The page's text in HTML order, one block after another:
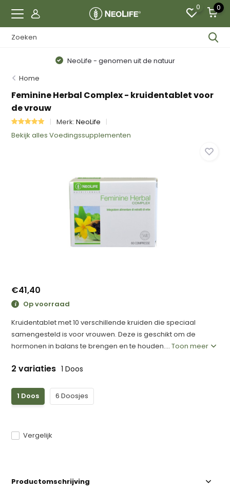
0 0
NeoLife - genomen uit de natuur
Home
Feminine Herbal Complex - kruidentablet voor
de vrouw
Merk:NeoLife
Bekijk alles Voedingssupplementen
€41,40
Op voorraad
Kruidentablet met 10 verschillende kruiden die speciaal
samengesteld is voor vrouwen. Deze is geschikt om de
hormonen in balans te brengen en te houden....Toon meer
2 variaties 1 Doos
1 Doos 6 Doosjes
Vergelijk
Productomschrijving